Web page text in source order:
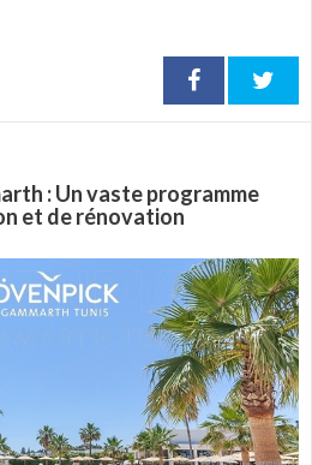
: Un vaste programme
et de rénovation